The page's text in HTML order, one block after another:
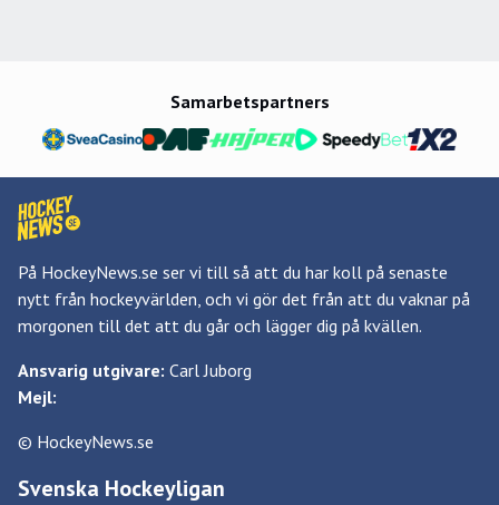
Samarbetspartners
På HockeyNews.se ser vi till så att du har koll på senaste
nytt från hockeyvärlden, och vi gör det från att du vaknar på
morgonen till det att du går och lägger dig på kvällen.
Ansvarig utgivare: Carl Juborg
Mejl:
© HockeyNews.se
Svenska Hockeyligan